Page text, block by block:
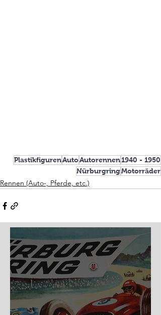
PlastikfigurenAutoAutorennen1940 - 1950
NürburgringMotorräder
Rennen (Auto-, Pferde, etc.)